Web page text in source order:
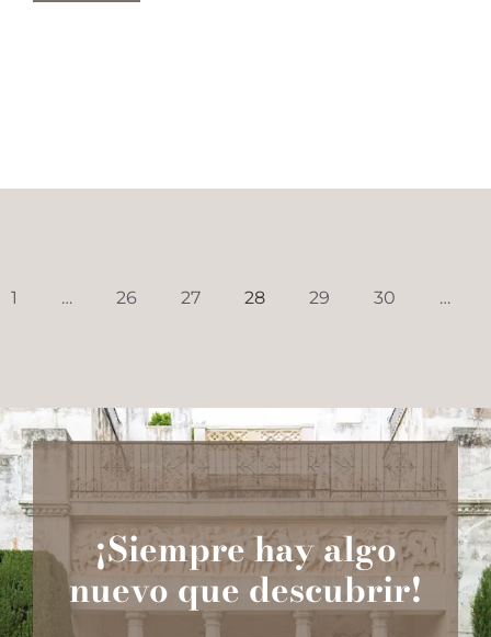
1 … 26 27 28 29 30 …
¡Siempre hay algo
nuevo que descubrir!